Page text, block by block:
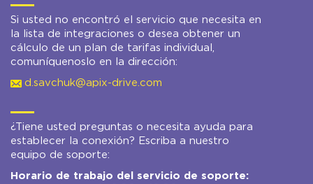
Si usted no encontró el servicio que necesita en
la lista de integraciones o desea obtener un
cálculo de un plan de tarifas individual,
comuníquenoslo en la dirección:
d.savchuk@apix-drive.com
¿Tiene usted preguntas o necesita ayuda para
establecer la conexión? Escriba a nuestro
equipo de soporte:
Horario de trabajo del servicio de soporte: